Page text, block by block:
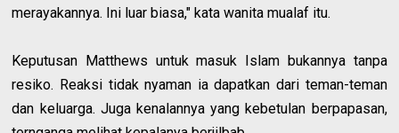
merayakannya. Ini luar biasa," kata wanita mualaf itu.
Keputusan Matthews untuk masuk Islam bukannya tanpa
resiko. Reaksi tidak nyaman ia dapatkan dari teman-teman
dan keluarga. Juga kenalannya yang kebetulan berpapasan,